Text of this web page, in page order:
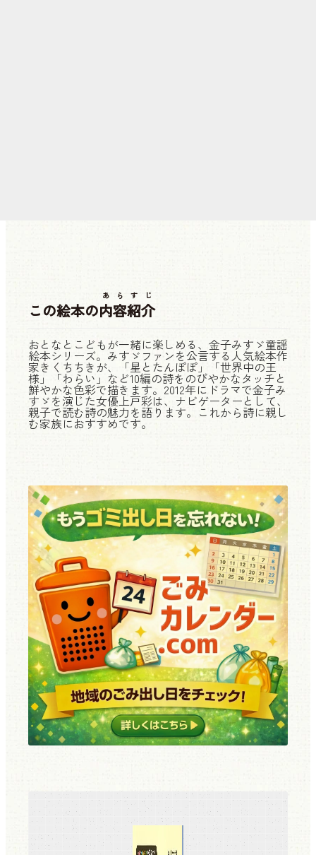
この絵本の内容紹介
あらすじ
おとなとこどもが一緒に楽しめる、金子みすゞ童謡
絵本シリーズ。みすゞファンを公言する人気絵本作
家きくちちきが、「星とたんぽぽ」「世界中の王
様」「わらい」など10編の詩をのびやかなタッチと
鮮やかな色彩で描きます。2012年にドラマで金子み
すゞを演じた女優上戸彩は、ナビゲーターとして、
親子で読む詩の魅力を語ります。これから詩に親し
む家族におすすめです。